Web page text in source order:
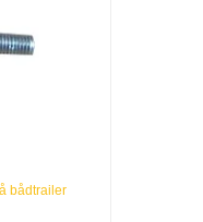
bådtrailer